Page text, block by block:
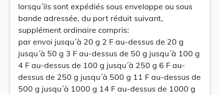
lorsqu´ils sont expédiés sous enveloppe ou sous
bande adressée, du port réduit suivant,
supplément ordinaire compris:
par envoi jusqu´à 20 g 2 F au-dessus de 20 g
jusqu´à 50 g 3 F au-dessus de 50 g jusqu´à 100 g
4 F au-dessus de 100 g jusqu´à 250 g 6 F au-
dessus de 250 g jusqu´à 500 g 11 F au-dessus de
500 g jusqu´à 1000 g 14 F au-dessus de 1000 g